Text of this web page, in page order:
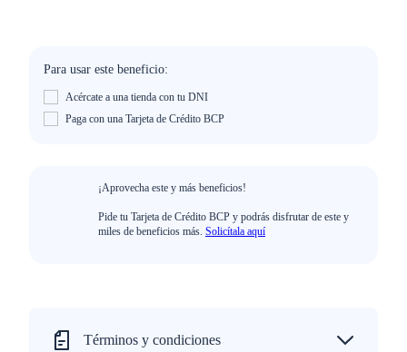
Para usar este beneficio:
Acércate a una tienda con tu DNI
Paga con una Tarjeta de Crédito BCP
¡Aprovecha este y más beneficios!
Pide tu Tarjeta de Crédito BCP y podrás disfrutar de este y
miles de beneficios más. Solicítala aquí
Términos y condiciones